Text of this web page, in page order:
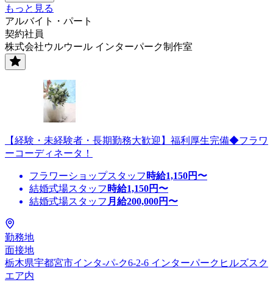
もっと見る
アルバイト・パート
契約社員
株式会社ウルウール インターパーク制作室
【経験・未経験者・長期勤務大歓迎】福利厚生完備◆フラワ
ーコーディネータ！
フラワーショップスタッフ 時給1,150円〜
結婚式場スタッフ 時給1,150円〜
結婚式場スタッフ 月給200,000円〜
勤務地
面接地
栃木県宇都宮市インタ-パ-ク6-2-6 インターパークヒルズスク
エア内